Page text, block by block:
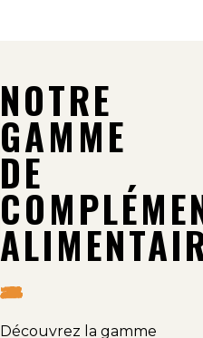
NOTRE
GAMME
DE
Découvrez la gamme